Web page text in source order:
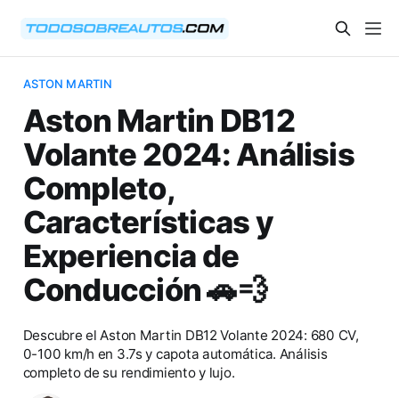
ASTON MARTIN
Aston Martin DB12
Volante 2024: Análisis
Completo,
Características y
Experiencia de
Conducción 🚗💨
Descubre el Aston Martin DB12 Volante 2024: 680 CV,
0-100 km/h en 3.7s y capota automática. Análisis
completo de su rendimiento y lujo.